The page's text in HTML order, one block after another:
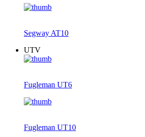
Segway AT10
UTV
Fugleman UT6
Fugleman UT10